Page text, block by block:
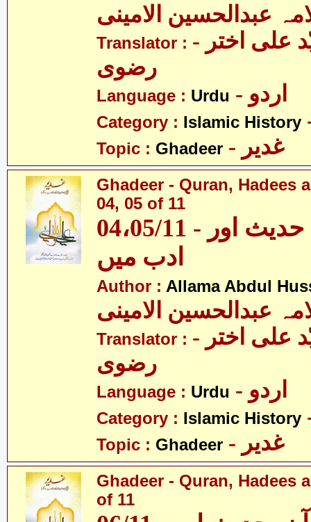
عبدالحسین الامینی
Translator : - مولانا سیّد علی اختر
رضوی
Language : Urdu - اردو
Category : Islamic History
Topic : Ghadeer - غدیر
Ghadeer - Quran, Hadees
04, 05 of 11
04،05/11 - غدیر - قرآن، حدیث اور
ادب میں
Author : Allama Abdul
عبدالحسین الامینی
Translator : - مولانا سیّد علی اختر
رضوی
Language : Urdu - اردو
Category : Islamic History
Topic : Ghadeer - غدیر
Ghadeer - Quran, Hadees
of 11